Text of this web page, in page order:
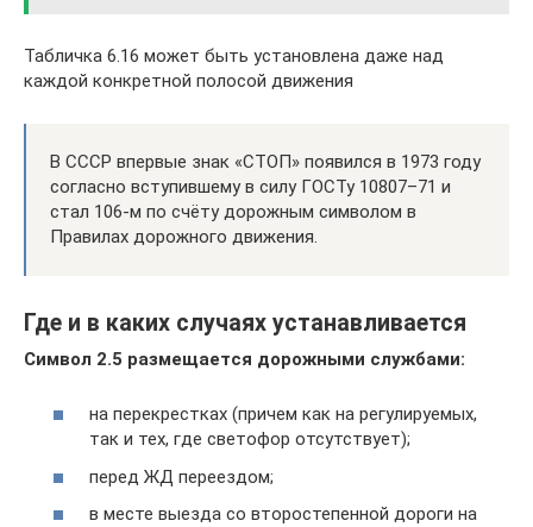
Табличка 6.16 может быть установлена даже над
каждой конкретной полосой движения
В СССР впервые знак «СТОП» появился в 1973 году
согласно вступившему в силу ГОСТу 10807–71 и
стал 106-м по счёту дорожным символом в
Правилах дорожного движения.
Где и в каких случаях устанавливается
Символ 2.5 размещается дорожными службами:
на перекрестках (причем как на регулируемых,
так и тех, где светофор отсутствует);
перед ЖД переездом;
в месте выезда со второстепенной дороги на